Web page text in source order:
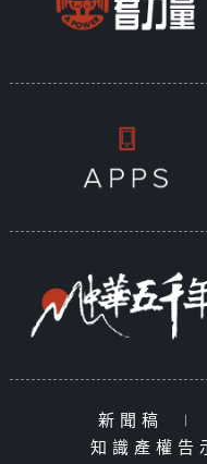
新聞稿 |
知識產權告